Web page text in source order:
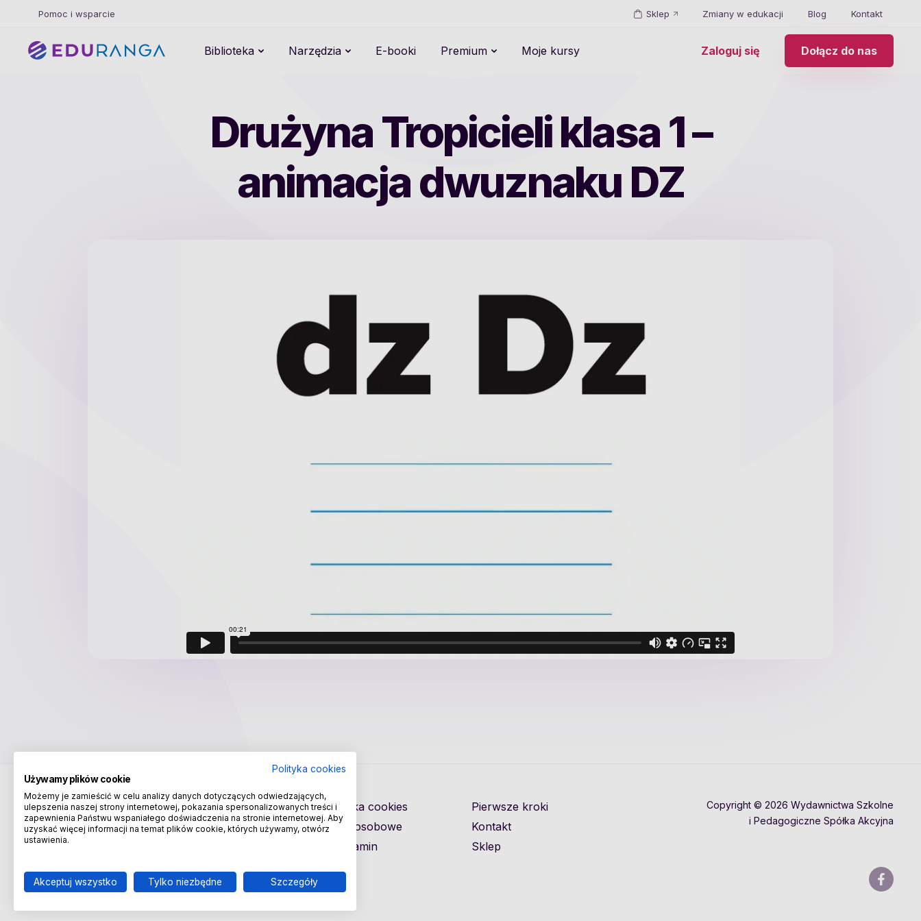
Pomoc i wsparcie Sklep Zmiany w edukacji Blog Kontakt
Biblioteka Narzędzia E-booki Premium Moje kursy Zaloguj się Dołącz do nas
Drużyna Tropicieli klasa 1 –
animacja dwuznaku DZ
Infolinia:801 220 555, e-mail:wsip@wsip.com.pl
Polityka cookies
Dane osobowe
Regulamin
Pierwsze kroki
Kontakt
Sklep
Copyright © 2026 Wydawnictwa Szkolne
i Pedagogiczne Spółka Akcyjna
Polityka cookies
Używamy plików cookie
Możemy je zamieścić w celu analizy danych dotyczących odwiedzających,
ulepszenia naszej strony internetowej, pokazania spersonalizowanych treści i
zapewnienia Państwu wspaniałego doświadczenia na stronie internetowej. Aby
uzyskać więcej informacji na temat plików cookie, których używamy, otwórz
ustawienia.
Akceptuj wszystko Tylko niezbędne Szczegóły